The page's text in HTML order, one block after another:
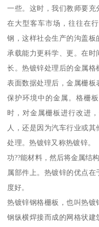
一些。这时，我们教师要充
在大型客车市场，往往在
钢，这样社会生产的沟盖
承载能力更科学、更。在
长。热镀锌处理后的金属
表面数据处理后，金属栅
保护环境中的金属。格栅
时，对金属栅板进行改进
人，还是因为汽车行业或
处理。热镀锌又称热镀锌。
功??能材料，然后将金属结
属部件上。热镀锌的优点
度好。
热镀锌钢格栅板，也叫热
钢纵横焊接而成的网格状